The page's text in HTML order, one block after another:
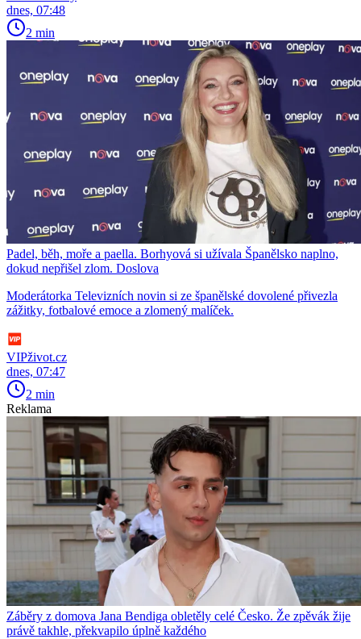
dnes, 07:48
2 min
Padel, běh, moře a paella. Borhyová si užívala Španělsko naplno,
dokud nepřišel zlom. Doslova
Moderátorka Televizních novin si ze španělské dovolené přivezla
zážitky, fotbalové emoce a zlomený malíček.
VIPživot.cz
dnes, 07:47
2 min
Reklama
Záběry z domova Jana Bendiga obletěly celé Česko. Že zpěvák žije
právě takhle, překvapilo úplně každého